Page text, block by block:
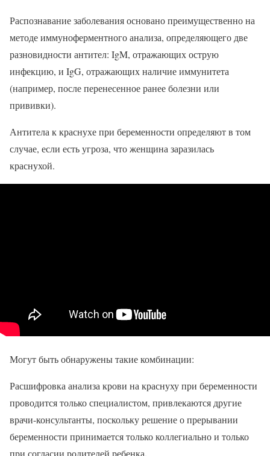
Распознавание заболевания основано преимущественно на
методе иммуноферментного анализа, определяющего две
разновидности антител: IgM, отражающих острую
инфекцию, и IgG, отражающих наличие иммунитета
(например, после перенесенное ранее болезни или
прививки).
Антитела к краснухе при беременности определяют в том
случае, если есть угроза, что женщина заразилась
краснухой.
Могут быть обнаружены такие комбинации:
Расшифровка анализа крови на краснуху при беременности
проводится только специалистом, привлекаются другие
врачи-консультанты, поскольку решение о прерывании
беременности принимается только коллегиально и только
при согласии родителей ребенка.